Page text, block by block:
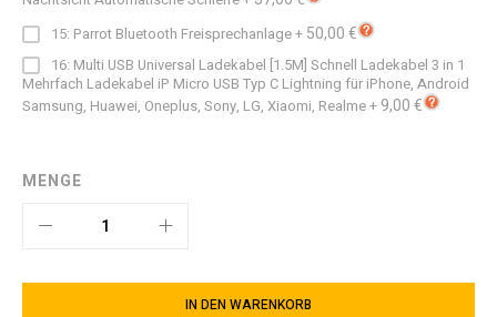
15: Parrot Bluetooth Freisprechanlage+ 50,00 €
16: Multi USB Universal Ladekabel [1.5M] Schnell Ladekabel 3 in 1
Mehrfach Ladekabel iP Micro USB Typ C Lightning für iPhone, Android
Samsung, Huawei, Oneplus, Sony, LG, Xiaomi, Realme+ 9,00 €
MENGE
IN DEN WARENKORB